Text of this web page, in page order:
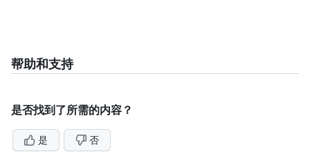
帮助和支持
是否找到了所需的内容？
是 否